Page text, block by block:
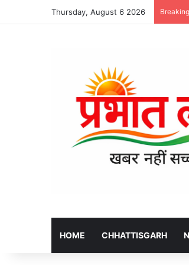
Thursday, August 6 2026
HOME CHHATTISGARH